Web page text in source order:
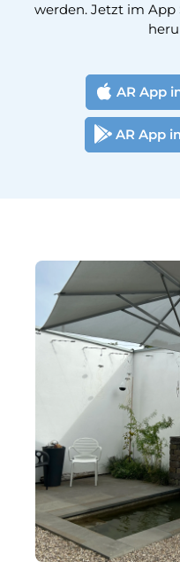
werden. Jetzt im App
AR App
AR App